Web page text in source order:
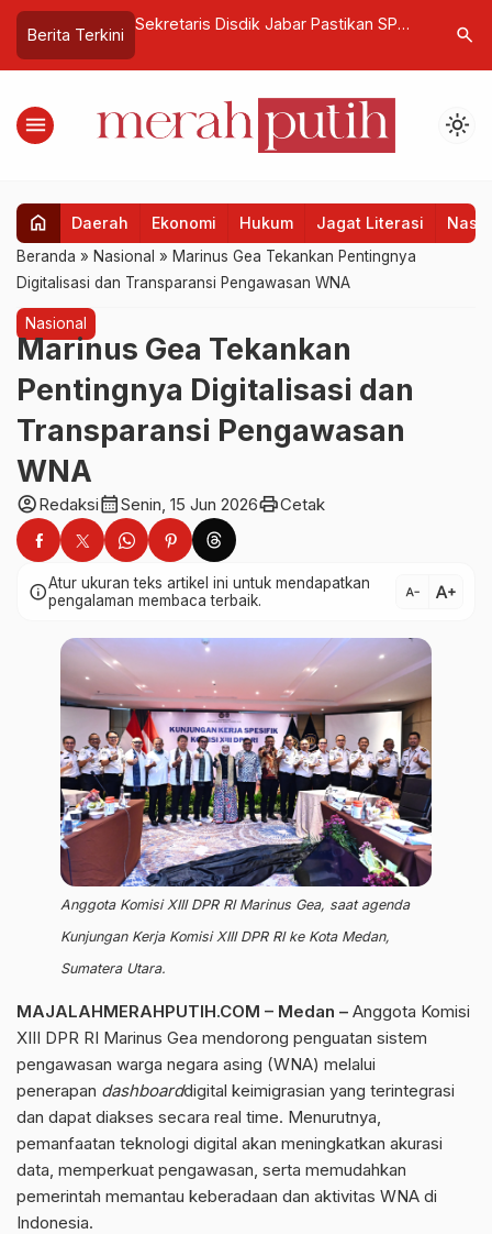
Berita Terkini
Tenaga
Sekretaris Disdik Jabar Pastikan SPMB
2026 Lebih Tertib
Kemensossearch
menu light_mode
home Daerah Ekonomi Hukum Jagat Literasi
Beranda » Nasional » Marinus Gea Tekankan Pentingnya
Digitalisasi dan Transparansi Pengawasan WNA
Nasional
Marinus Gea Tekankan
Pentingnya Digitalisasi dan
Transparansi Pengawasan
WNA
account_circleRedaksicalendar_monthSenin, 15 Jun 2026printCetak
infoAtur ukuran teks artikel ini untuk mendapatkan
pengalaman membaca terbaik.
text_decrease text_increase
Anggota Komisi XIII DPR RI Marinus Gea, saat agenda
Kunjungan Kerja Komisi XIII DPR RI ke Kota Medan,
Sumatera Utara.
MAJALAHMERAHPUTIH.COM – Medan – Anggota Komisi
XIII DPR RI Marinus Gea mendorong penguatan sistem
pengawasan warga negara asing (WNA) melalui
penerapan dashboarddigital keimigrasian yang terintegrasi
dan dapat diakses secara real time. Menurutnya,
pemanfaatan teknologi digital akan meningkatkan akurasi
data, memperkuat pengawasan, serta memudahkan
pemerintah memantau keberadaan dan aktivitas WNA di
Indonesia.